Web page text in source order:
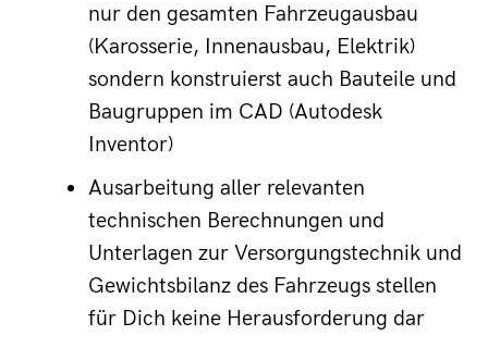
nur den gesamten Fahrzeugausbau
(Karosserie, Innenausbau, Elektrik)
sondern konstruierst auch Bauteile und
Baugruppen im CAD (Autodesk
Inventor)
Ausarbeitung aller relevanten
technischen Berechnungen und
Unterlagen zur Versorgungstechnik und
Gewichtsbilanz des Fahrzeugs stellen
für Dich keine Herausforderung dar